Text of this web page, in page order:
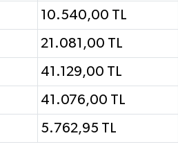
10.540,00 TL
21.081,00 TL
41.129,00 TL
41.076,00 TL
5.762,95 TL